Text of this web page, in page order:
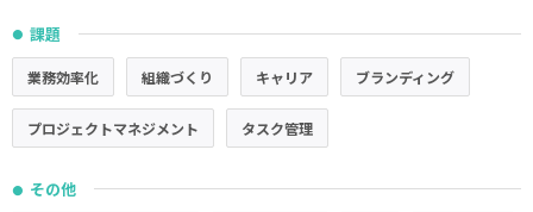
● 課題
業務効率化 組織づくり キャリア ブランディング
プロジェクトマネジメント タスク管理
● その他